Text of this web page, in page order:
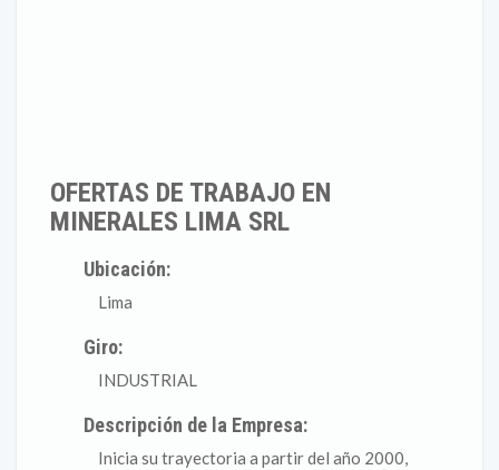
OFERTAS DE TRABAJO EN
MINERALES LIMA SRL
Ubicación:
Lima
Giro:
INDUSTRIAL
Descripción de la Empresa:
Inicia su trayectoria a partir del año 2000,